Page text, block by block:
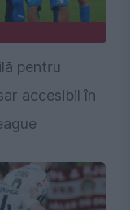
pentru
accesibil în